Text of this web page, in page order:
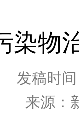
染物
发稿时
来源：